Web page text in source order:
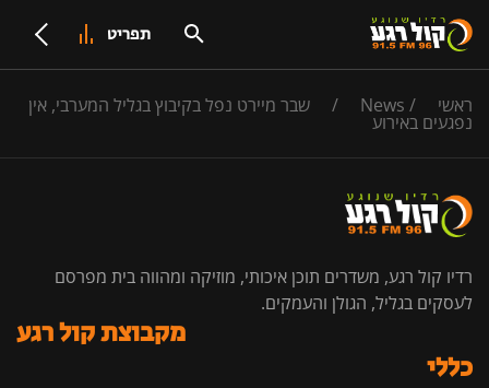
תפריט
ראשי /
News
/ שבר מיירט נפל בקיבוץ בגליל המערבי, אין
נפגעים באירוע
רדיו קול רגע, משדרים תוכן איכותי, מוזיקה ומהווה בית מפרסם
לעסקים בגליל, הגולן והעמקים.
כללי
מקבוצת קול רגע